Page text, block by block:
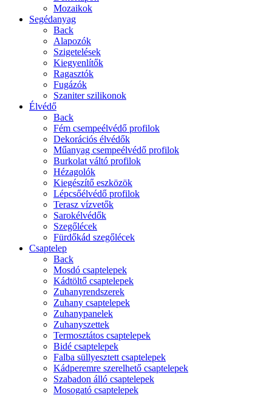
Mozaikok
Segédanyag
Back
Alapozók
Szigetelések
Kiegyenlítők
Ragasztók
Fugázók
Szaniter szilikonok
Élvédő
Back
Fém csempeélvédő profilok
Dekorációs élvédők
Műanyag csempeélvédő profilok
Burkolat váltó profilok
Hézagolók
Kiegészítő eszközök
Lépcsőélvédő profilok
Terasz vízvetők
Sarokélvédők
Szegőlécek
Fürdőkád szegőlécek
Csaptelep
Back
Mosdó csaptelepek
Kádtöltő csaptelepek
Zuhanyrendszerek
Zuhany csaptelepek
Zuhanypanelek
Zuhanyszettek
Termosztátos csaptelepek
Bidé csaptelepek
Falba süllyesztett csaptelepek
Kádperemre szerelhető csaptelepek
Szabadon álló csaptelepek
Mosogató csaptelepek